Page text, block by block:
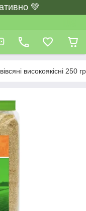
💚
високоякісні 250